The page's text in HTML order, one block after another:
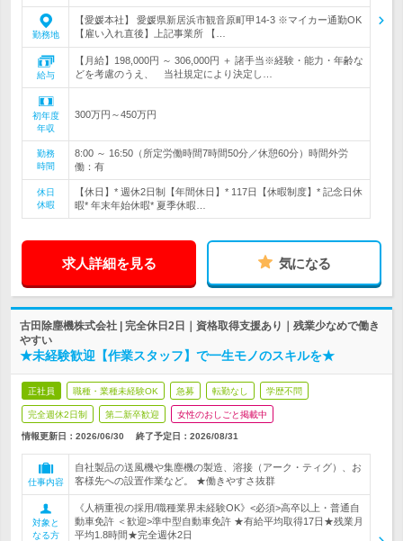
勤務地
【愛媛本社】 愛媛県新居浜市観音原町甲14‐3 ※マイカー通勤OK
【雇い入れ直後】上記事業所 【…
給与
【月給】198,000円 ～ 306,000円 ＋ 諸手当※経験・能力・年齢な
どを考慮のうえ、 当社規定により決定し…
初年度
年収
300万円～450万円
勤務
時間
8:00 ～ 16:50（所定労働時間7時間50分／休憩60分）時間外労
働：有
休日
休暇
【休日】* 週休2日制【年間休日】* 117日【休暇制度】* 記念日休
暇* 年末年始休暇* 夏季休暇…
求人詳細を見る 気になる
古田除塵機株式会社 | 完全休日2日｜資格取得支援あり｜残業少なめで働き
やすい
★未経験歓迎【作業スタッフ】で一生モノのスキルを★
正社員 職種・業種未経験OK 急募 転勤なし 学歴不問
完全週休2日制 第二新卒歓迎 女性のおしごと掲載中
情報更新日：2026/06/30 終了予定日： 2026/08/31
仕事内容
自社製品の送風機や集塵機の製造、溶接（アーク・ティグ）、お
客様先への設置作業など。 ★働きやすさ抜群
対象と
なる方
《人柄重視の採用/職種業界未経験OK》<必須>高卒以上・普通自
動車免許 ＜歓迎>準中型自動車免許 ★有給平均取得17日★残業月
平均1.8時間★完全週休2日